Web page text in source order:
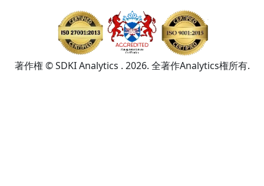
著作権 © SDKI Analytics . 2026. 全著作Analytics権所有.